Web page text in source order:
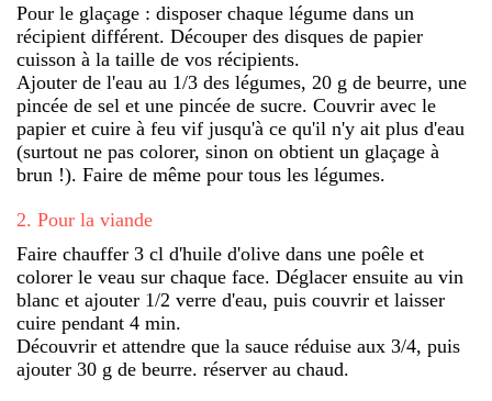
Pour le glaçage : disposer chaque légume dans un
récipient différent. Découper des disques de papier
cuisson à la taille de vos récipients.
Ajouter de l'eau au 1/3 des légumes, 20 g de beurre, une
pincée de sel et une pincée de sucre. Couvrir avec le
papier et cuire à feu vif jusqu'à ce qu'il n'y ait plus d'eau
(surtout ne pas colorer, sinon on obtient un glaçage à
brun !). Faire de même pour tous les légumes.
2. Pour la viande
Faire chauffer 3 cl d'huile d'olive dans une poêle et
colorer le veau sur chaque face. Déglacer ensuite au vin
blanc et ajouter 1/2 verre d'eau, puis couvrir et laisser
cuire pendant 4 min.
Découvrir et attendre que la sauce réduise aux 3/4, puis
ajouter 30 g de beurre. réserver au chaud.